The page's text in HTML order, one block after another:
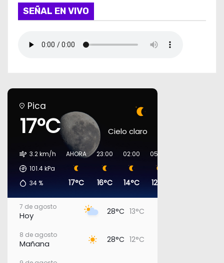
SEÑAL EN VIVO
Pica
17°C Cielo claro
3.2 km/h
101.4kPa
34 %
AHORA
17°C
23:00
16°C
02:00
14°C
05:00
12°C
7 de agosto
Hoy 28°C 13°C
8 de agosto
Mañana 28°C 12°C